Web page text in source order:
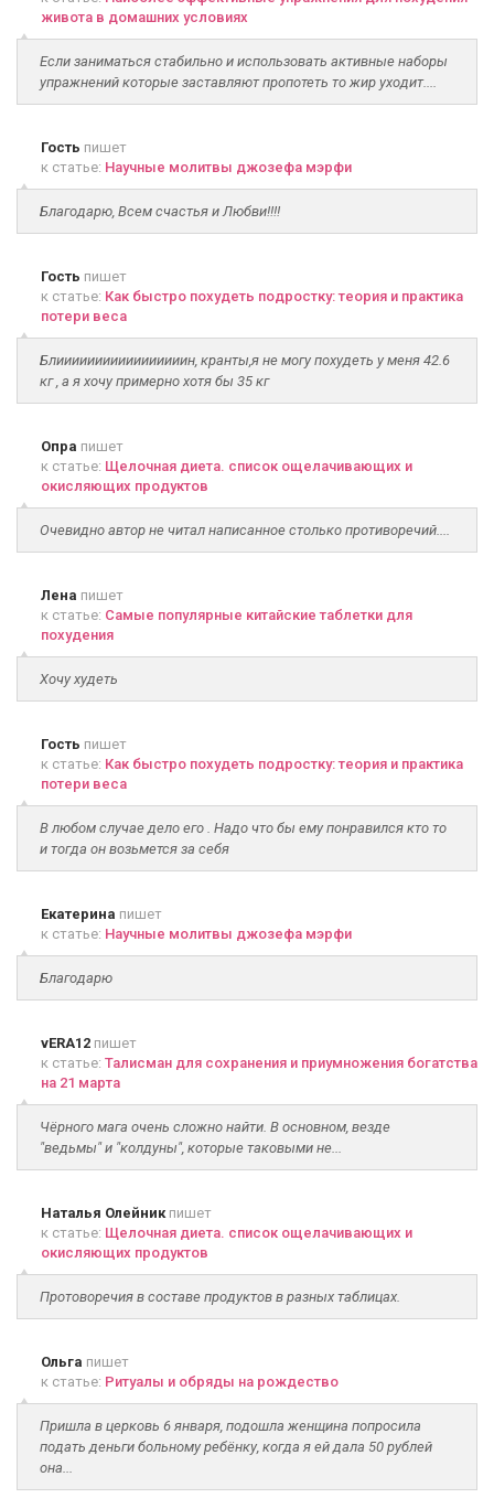
живота в домашних условиях
Если заниматься стабильно и использовать активные наборы
упражнений которые заставляют пропотеть то жир уходит....
Гость пишет
к статье: Научные молитвы джозефа мэрфи
Благодарю, Всем счастья и Любви!!!!
Гость пишет
к статье: Как быстро похудеть подростку: теория и практика
потери веса
Блииииииииииииииииин, кранты,я не могу похудеть у меня 42.6
кг , а я хочу примерно хотя бы 35 кг
Опра пишет
к статье: Щелочная диета. список ощелачивающих и
окисляющих продуктов
Очевидно автор не читал написанное столько противоречий....
Лена пишет
к статье: Самые популярные китайские таблетки для
похудения
Хочу худеть
Гость пишет
к статье: Как быстро похудеть подростку: теория и практика
потери веса
В любом случае дело его . Надо что бы ему понравился кто то
и тогда он возьмется за себя
Екатерина пишет
к статье: Научные молитвы джозефа мэрфи
Благодарю
vERA12 пишет
к статье: Талисман для сохранения и приумножения богатства
на 21 марта
Чёрного мага очень сложно найти. В основном, везде
"ведьмы" и "колдуны", которые таковыми не...
Наталья Олейникпишет
к статье: Щелочная диета. список ощелачивающих и
окисляющих продуктов
Протоворечия в составе продуктов в разных таблицах.
Ольга пишет
к статье: Ритуалы и обряды на рождество
Пришла в церковь 6 января, подошла женщина попросила
подать деньги больному ребёнку, когда я ей дала 50 рублей
она...